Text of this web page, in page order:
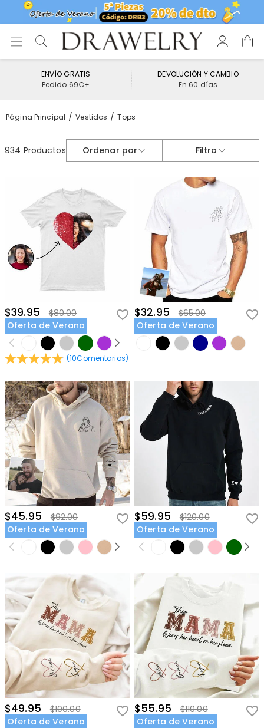
ENVÍO GRATIS
Pedido 69€+
DEVOLUCIÓN Y CAMBIO
En 60 días
Página Principal Vestidos Tops
934 Productos Ordenar por Filtro
$39.95
$80.00
Oferta de Verano
(10Comentarios)
$32.95
$65.00
Oferta de Verano
$45.95
$92.00
Oferta de Verano
$59.95
$120.00
Oferta de Verano
$49.95
$100.00
Oferta de Verano
$55.95
$110.00
Oferta de Verano